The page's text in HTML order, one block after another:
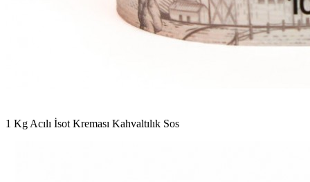
1 Kg Acılı İsot Kreması Kahvaltılık Sos